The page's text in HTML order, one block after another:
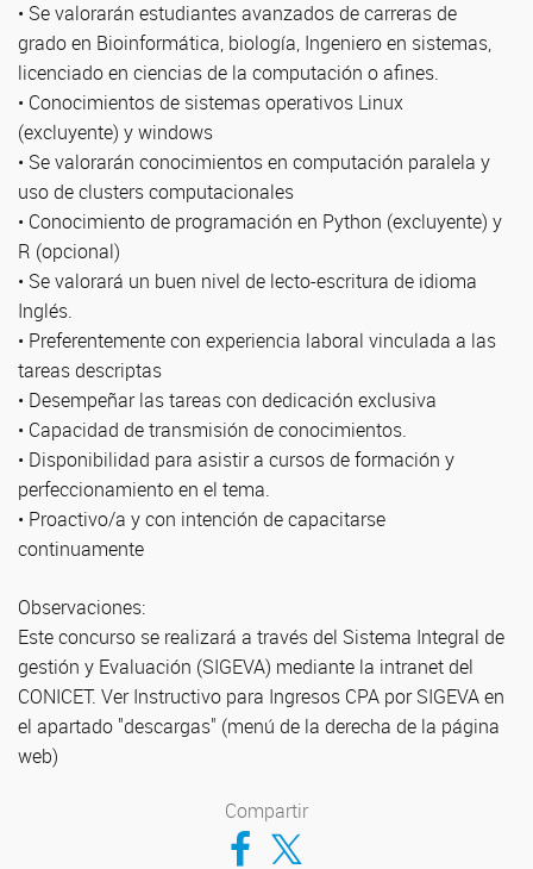
• Se valorarán estudiantes avanzados de carreras de
grado en Bioinformática, biología, Ingeniero en sistemas,
licenciado en ciencias de la computación o afines.
• Conocimientos de sistemas operativos Linux
(excluyente) y windows
• Se valorarán conocimientos en computación paralela y
uso de clusters computacionales
• Conocimiento de programación en Python (excluyente) y
R (opcional)
• Se valorará un buen nivel de lecto-escritura de idioma
Inglés.
• Preferentemente con experiencia laboral vinculada a las
tareas descriptas
• Desempeñar las tareas con dedicación exclusiva
• Capacidad de transmisión de conocimientos.
• Disponibilidad para asistir a cursos de formación y
perfeccionamiento en el tema.
• Proactivo/a y con intención de capacitarse
continuamente
Observaciones:
Este concurso se realizará a través del Sistema Integral de
gestión y Evaluación (SIGEVA) mediante la intranet del
CONICET. Ver Instructivo para Ingresos CPA por SIGEVA en
el apartado "descargas" (menú de la derecha de la página
web)
Compartir
Compartir en Facebook
Compartir en Twitter